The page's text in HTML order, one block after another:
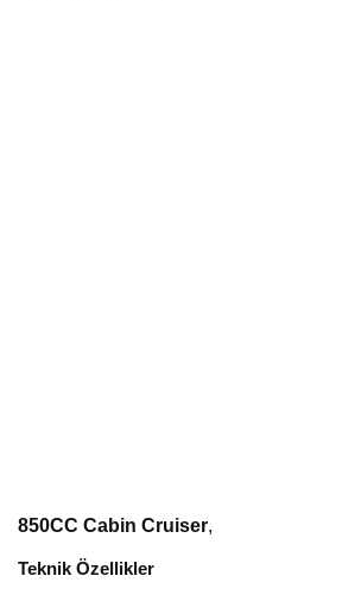
850CC Cabin Cruiser,
Teknik Özellikler